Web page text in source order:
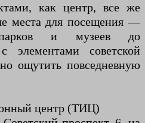
как центр, все же
места для посещения —
и музеев до
советской
ощутить повседневную
центр (ТИЦ)